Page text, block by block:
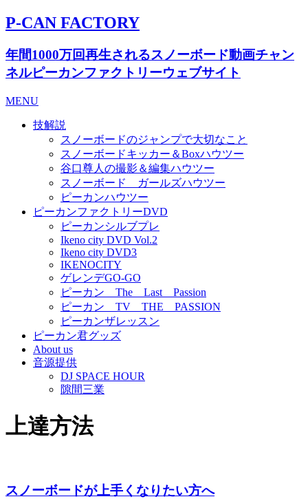
P-CAN FACTORY
年間1000万回再生されるスノーボード動画チャン
ネルピーカンファクトリーウェブサイト
MENU
技解説
スノーボードのジャンプで大切なこと
スノーボードキッカー＆Boxハウツー
谷口尊人の撮影＆編集ハウツー
スノーボード ガールズハウツー
ピーカンハウツー
ピーカンファクトリーDVD
ピーカンシルブプレ
Ikeno city DVD Vol.2
Ikeno city DVD3
IKENOCITY
ゲレンデGO-GO
ピーカン The Last Passion
ピーカン TV THE PASSION
ピーカンザレッスン
ピーカン君グッズ
About us
音源提供
DJ SPACE HOUR
隙間三業
上達方法
スノーボードが上手くなりたい方へ